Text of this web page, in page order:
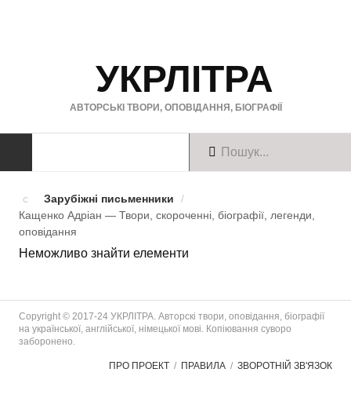
УКРЛІТРА
АВТОРСЬКІ ТВОРИ, ОПОВІДАННЯ, БІОГРАФІЇ
Твори українською
Твори англійською
БІОГРАФІЇ
Українські письменники
Зарубіжні письменники
/
Кащенко Адріан — Твори, скороченні, біографії, легенди,
оповiдання
Неможливо знайти елементи
Copyright © 2017-24 УКРЛІТРА. Авторскі твори, оповідання, біографії
на української, англійської, німецької мові. Копіювання суворо
заборонено.
ПРО ПРОЕКТ ПРАВИЛА ЗВОРОТНІЙ ЗВ'ЯЗОК